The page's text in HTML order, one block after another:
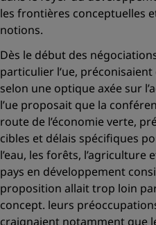
les frontières conceptuelles
notions.
Dès le début des
particulier l‘ue, préconisaient
selon une optique axée sur
l’ue proposait que la
route de l’économie verte,
cibles et délais spécifiques
l’eau, les forêts, l’agriculture
pays en développement
proposition allait trop loin
concept. leurs
craignaient notamment que